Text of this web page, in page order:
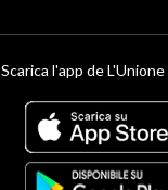
Scarica l'app de L'Unione